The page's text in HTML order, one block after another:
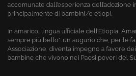
accomunate dall’esperienza dell’adozione
principalmente di bambini/e etiopi.
In amarico, lingua ufficiale dell’Etiopia,
sempre più bello”: un augurio che, per le
Associazione, diventa impegno a favore
bambine che vivono nei Paesi poveri del